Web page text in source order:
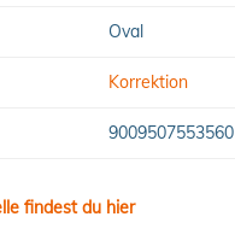
Oval
Korrektion
9009507553560
findest du hier